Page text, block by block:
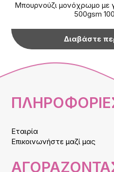
Μπουρνούζι μονόχρωμο με
500gsm
Διαβάστε
Εταιρία
Επικοινωνήστε μαζί μας